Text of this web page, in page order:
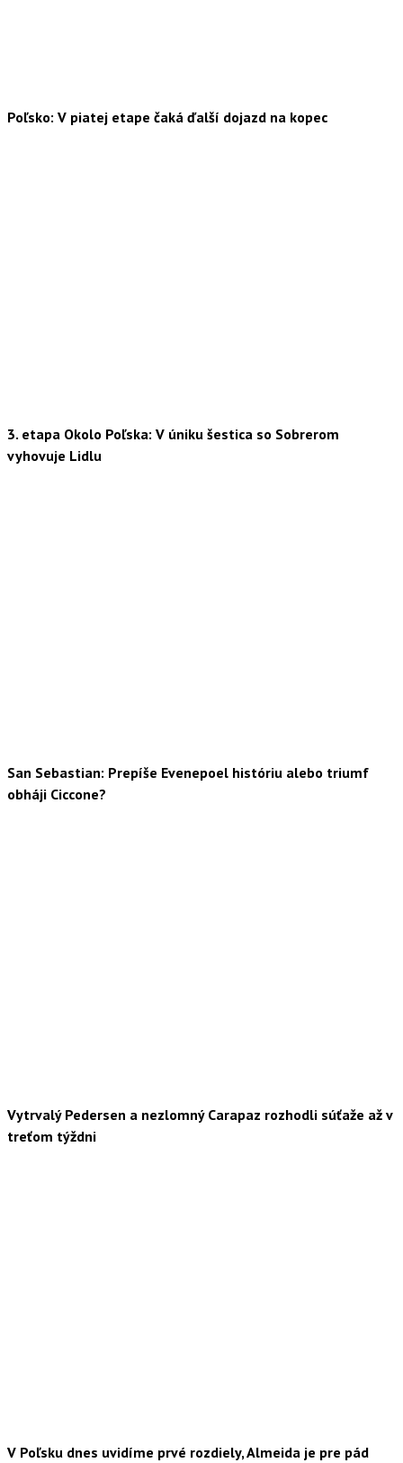
Poľsko: V piatej etape čaká ďalší dojazd na kopec
3. etapa Okolo Poľska: V úniku šestica so Sobrerom
vyhovuje Lidlu
San Sebastian: Prepíše Evenepoel históriu alebo triumf
obháji Ciccone?
Vytrvalý Pedersen a nezlomný Carapaz rozhodli súťaže až v
treťom týždni
V Poľsku dnes uvidíme prvé rozdiely, Almeida je pre pád